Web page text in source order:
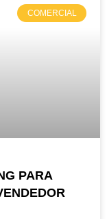
COMERCIAL
PARA